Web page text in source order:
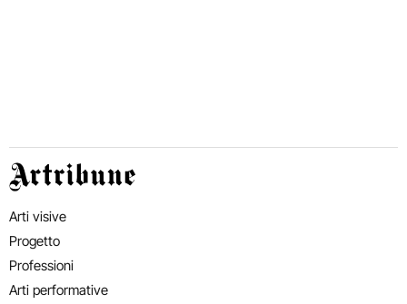
Artribune
Arti visive
Progetto
Professioni
Arti performative